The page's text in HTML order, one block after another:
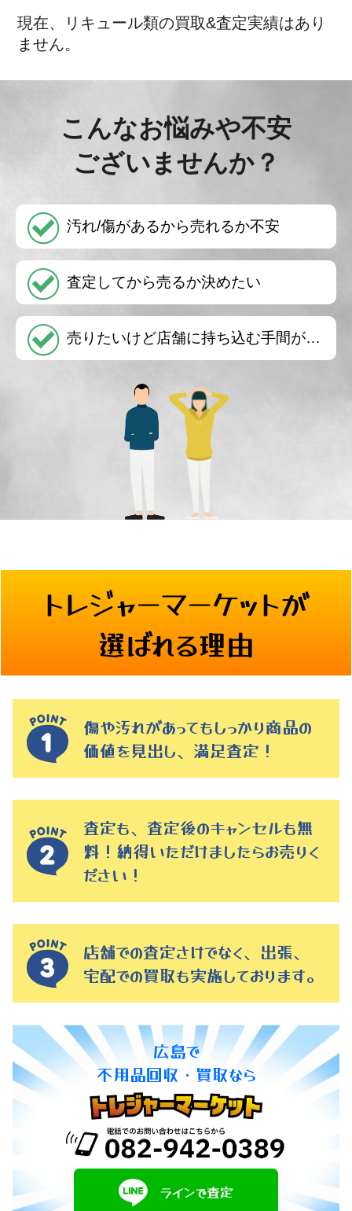
現在、リキュール類の買取&査定実績はあり
ません。
こんなお悩みや不安
ございませんか？
汚れ/傷があるから売れるか不安
査定してから売るか決めたい
売りたいけど店舗に持ち込む手間が…
トレジャーマーケットが
選ばれる理由
傷や汚れがあってもしっかり商品の
価値を見出し、満足査定！
査定も、査定後のキャンセルも無
料！納得いただけましたらお売りく
ださい！
店舗での査定さけでなく、出張、
宅配での買取も実施しております。
広島で
不用品回収・買取なら